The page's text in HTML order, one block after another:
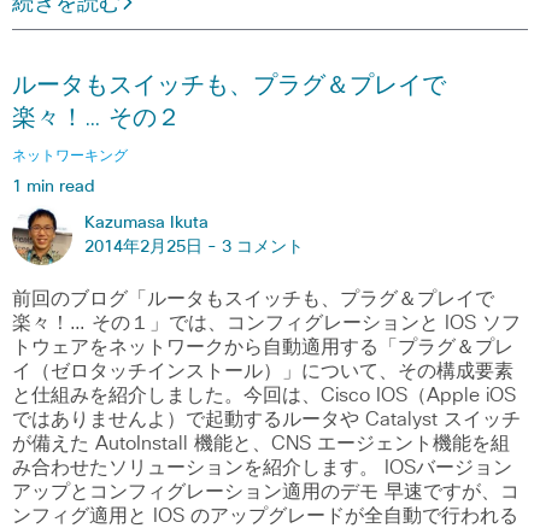
ルータもスイッチも、プラグ＆プレイで
楽々！… その２
ネットワーキング
1 min read
Kazumasa Ikuta
2014年2月25日 - 3 コメント
前回のブログ「ルータもスイッチも、プラグ＆プレイで
楽々！… その１」では、コンフィグレーションと IOS ソフ
トウェアをネットワークから自動適用する「プラグ＆プレ
イ（ゼロタッチインストール）」について、その構成要素
と仕組みを紹介しました。今回は、Cisco IOS（Apple iOS
ではありませんよ）で起動するルータや Catalyst スイッチ
が備えた AutoInstall 機能と、CNS エージェント機能を組
み合わせたソリューションを紹介します。 IOSバージョン
アップとコンフィグレーション適用のデモ 早速ですが、コ
ンフィグ適用と IOS のアップグレードが全自動で行われる